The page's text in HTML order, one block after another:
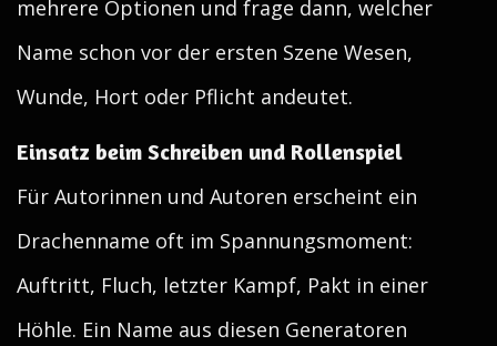
mehrere Optionen und frage dann, welcher
Name schon vor der ersten Szene Wesen,
Wunde, Hort oder Pflicht andeutet.
Einsatz beim Schreiben und Rollenspiel
Für Autorinnen und Autoren erscheint ein
Drachenname oft im Spannungsmoment:
Auftritt, Fluch, letzter Kampf, Pakt in einer
Höhle. Ein Name aus diesen Generatoren